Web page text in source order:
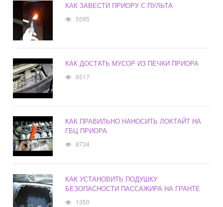
КАК ЗАВЕСТИ ПРИОРУ С ПУЛЬТА
5595
КАК ДОСТАТЬ МУСОР ИЗ ПЕЧКИ ПРИОРА
6517
КАК ПРАВИЛЬНО НАНОСИТЬ ЛОКТАЙТ НА
ГБЦ ПРИОРА
8734
КАК УСТАНОВИТЬ ПОДУШКУ
БЕЗОПАСНОСТИ ПАССАЖИРА НА ГРАНТЕ
1350